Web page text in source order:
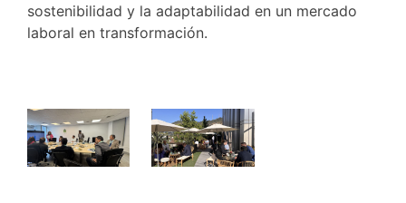
sostenibilidad y la adaptabilidad en un mercado
laboral en transformación.